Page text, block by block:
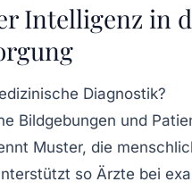
Intelligenz in
Diagnostik?
Bildgebungen und
Muster, die
so Ärzte bei